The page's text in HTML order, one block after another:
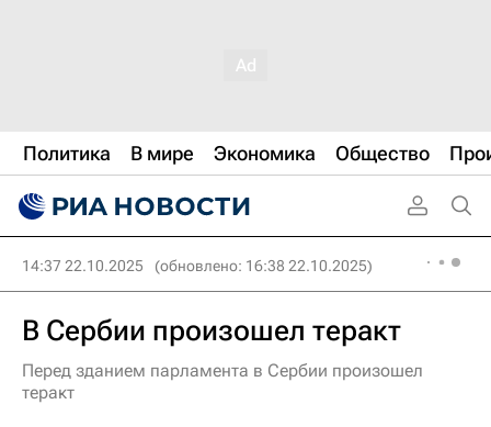
Политика В мире Экономика Общество
14:37 22.10.2025 (обновлено: 16:38 22.10.2025)
В Сербии произошел теракт
Перед зданием парламента в Сербии произошел
теракт